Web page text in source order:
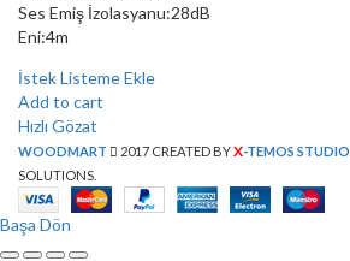
Ses Emiş İzolasyanu:28dB
Eni:4m
İstek Listeme Ekle
Add to cart
Hızlı Gözat
WOODMART 2017 CREATED BYX-TEMOS STUDIO
SOLUTIONS.
Başa Dön